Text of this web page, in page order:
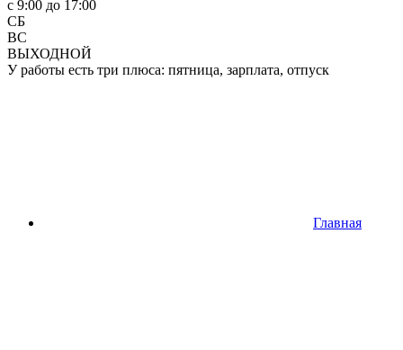
c 9:00 до 17:00
СБ
ВС
ВЫХОДНОЙ
У работы есть три плюса: пятница, зарплата, отпуск
Главная